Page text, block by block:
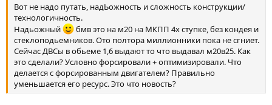
Вот не надо путать, надЬожность и сложность конструкции/
технологичность.
Надьожный
бмв это на м20 на МКПП 4х ступке, без кондея и
стеклоподьемников. Ото полтора миллионники пока не сгниет.
Сейчас ДВСы в обьеме 1,6 выдают то что выдавал м20в25. Как
это сделали? Условно форсировали + оптимизировали. Что
делается с форсированным двигателем? Правильно
уменьшается его ресурс. Это что новость?